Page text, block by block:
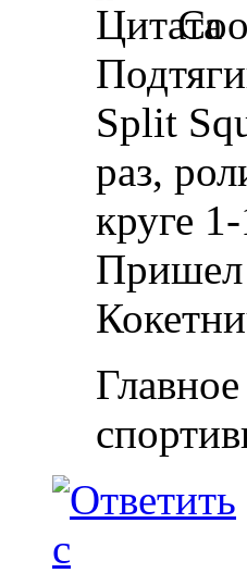
Split
раз,
круге
Пришел